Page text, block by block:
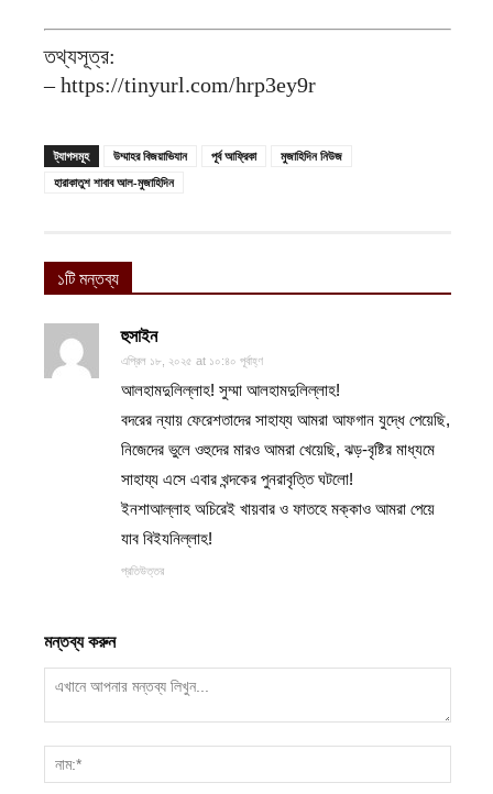
তথ্যসূত্র:
– https://tinyurl.com/hrp3ey9r
ট্যাগসমূহ উম্মাহর বিজয়াভিযান পূর্ব আফ্রিকা
মুজাহিদিন নিউজ
হারাকাতুশ শাবাব আল-মুজাহিদিন
১টি মন্তব্য
হুসাইন
এপ্রিল ১৮, ২০২৫ at ১০:৪০ পূর্বাহ্ণ
আলহামদুলিল্লাহ! সুম্মা আলহামদুলিল্লাহ!
বদরের ন্যায় ফেরেশতাদের সাহায্য আমরা আফগান যুদ্ধে পেয়েছি,
নিজেদের ভুলে ওহুদের মারও আমরা খেয়েছি, ঝড়-বৃষ্টির মাধ্যমে
সাহায্য এসে এবার খন্দকের পুনরাবৃত্তি ঘটলো!
ইনশাআল্লাহ অচিরেই খায়বার ও ফাতহে মক্কাও আমরা পেয়ে
যাব বিইযনিল্লাহ!
প্রতিউত্তর
মন্তব্য করুন